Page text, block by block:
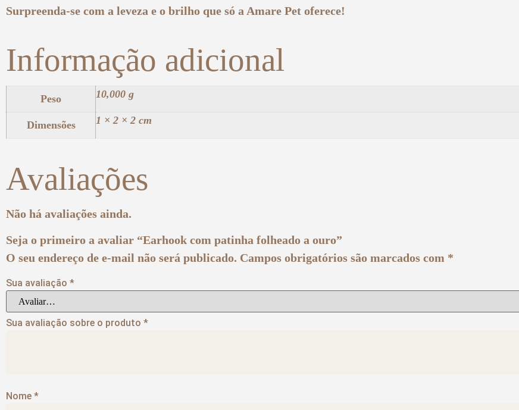
Surpreenda-se com a leveza e o brilho que só a Amare Pet oferece!
Informação adicional
Peso 10,000 g
Dimensões 1 × 2 × 2 cm
Avaliações
Não há avaliações ainda.
Seja o primeiro a avaliar “Earhook com patinha folheado a ouro”
O seu endereço de e-mail não será publicado. Campos obrigatórios são marcados com *
Sua avaliação *
Sua avaliação sobre o produto *
Nome *